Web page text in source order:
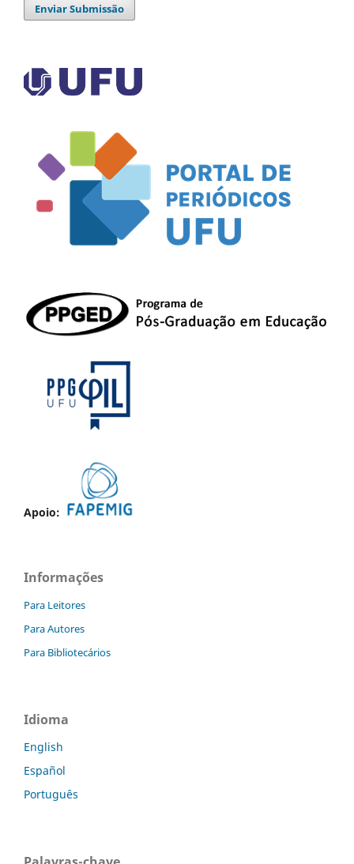
Enviar Submissão
Apoio:
Informações
Para Leitores
Para Autores
Para Bibliotecários
Idioma
English
Español
Português